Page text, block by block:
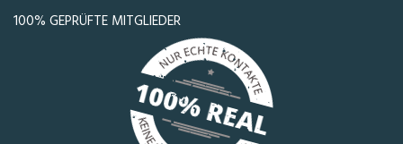
100% GEPRÜFTE MITGLIEDER